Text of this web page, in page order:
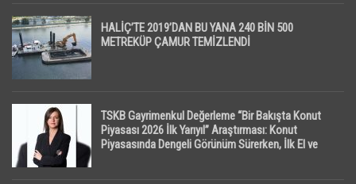
HALİÇ’TE 2019’DAN BU YANA 240 BİN 500
METREKÜP ÇAMUR TEMİZLENDİ
TSKB Gayrimenkul Değerleme “Bir Bakışta Konut
Piyasası 2026 İlk Yarıyıl” Araştırması: Konut
Piyasasında Dengeli Görünüm Sürerken, İlk El ve